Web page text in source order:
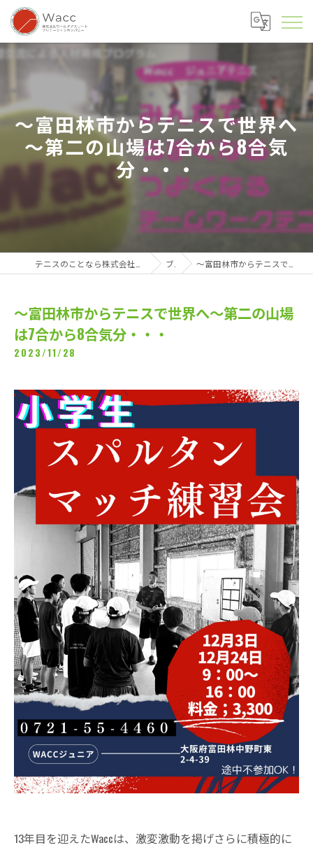
～富田林市からテニスで世界へ
～第二の山場は7合から8合気
分・・・
ブログ ～富田林市からテニスで世界へ～第二の山場は7合から8合気分・・・
～富田林市からテニスで世界へ～第二の山場
は7合から8合気分・・・
2023/11/28
13年目を迎えたWaccは、激変激動を掲げさらに積極的に